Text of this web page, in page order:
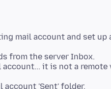
from the server Inbox.
it is not a remote
account 'Sent' folder.